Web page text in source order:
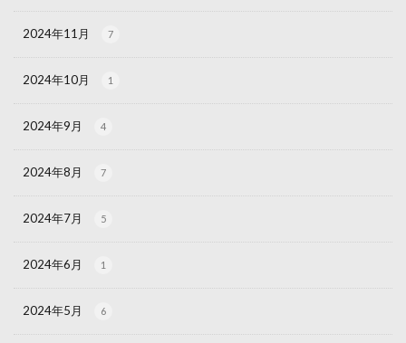
2024年11月 7
2024年10月 1
2024年9月 4
2024年8月 7
2024年7月 5
2024年6月 1
2024年5月 6